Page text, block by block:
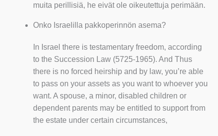
muita perillisiä, he eivät ole oikeutettuja perimään.
Onko Israelilla pakkoperinnön asema?
In Israel there is testamentary freedom, according
to the Succession Law (5725-1965). And Thus
there is no forced heirship and by law, you’re able
to pass on your assets as you want to whoever you
want. A spouse, a minor, disabled children or
dependent parents may be entitled to support from
the estate under certain circumstances,